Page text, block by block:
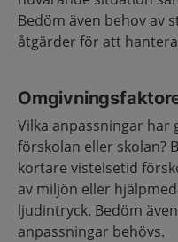
Bedöm även behov av
åtgärder för att
Vilka anpassningar har
förskolan eller skolan?
kortare vistelsetid
av miljön eller
ljudintryck. Bedöm
anpassningar behövs.